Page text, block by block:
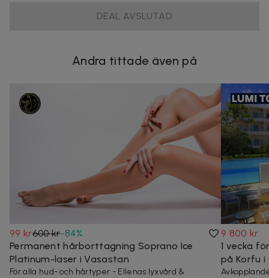
DEAL AVSLUTAD
Andra tittade även på
99 kr600 kr-84%
Permanent hårborttagning Soprano Ice
Platinum-laser i Vasastan
För alla hud- och hårtyper - Ellenas lyxvård &
9 800 kr
1 vecka
på Korfu i